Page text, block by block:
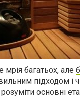
багатьох, але
підходом і
основні